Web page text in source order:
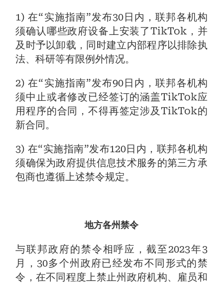
1) 在“实施指南”发布30日内，联邦各机构
须确认哪些政府设备上安装了TikTok，并
及时予以卸载，同时建立内部程序以排除执
法、科研等有限例外情况。
2) 在“实施指南”发布90日内，联邦各机构
须中止或者修改已经签订的涵盖TikTok应
用程序的合同，不得再签定涉及TikTok的
新合同。
3) 在“实施指南”发布120日内，联邦各机构
须确保为政府提供信息技术服务的第三方承
包商也遵循上述禁令规定。
地方各州禁令
与联邦政府的禁令相呼应，截至2023年3
月，30多个州政府已经发布不同形式的禁
令，在不同程度上禁止州政府机构、雇员和